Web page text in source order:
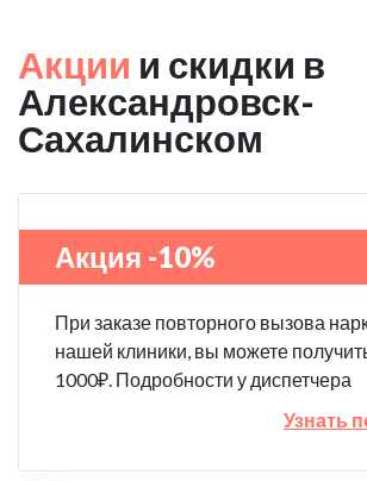
Акции и скидки в
Александровск-
Сахалинском
Акция -10%
При заказе повторного вызова
нашей клиники, вы можете
1000₽. Подробности у диспетчера
Узнать